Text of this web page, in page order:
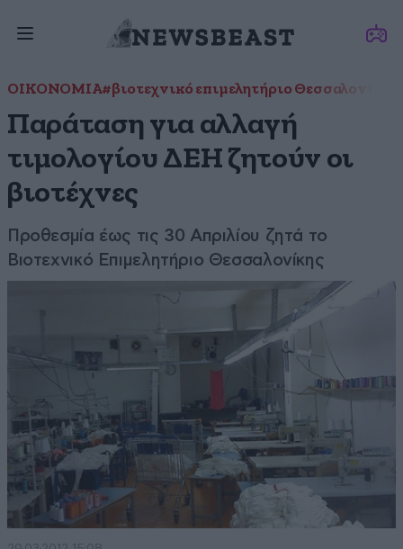
ΟΙΚΟΝΟΜΙΑ#βιοτεχνικό επιμελητήριο Θεσσαλονίκης
Παράταση για αλλαγή
τιμολογίου ΔΕΗ ζητούν οι
βιοτέχνες
Προθεσμία έως τις 30 Απριλίου ζητά το
Βιοτεχνικό Επιμελητήριο Θεσσαλονίκης